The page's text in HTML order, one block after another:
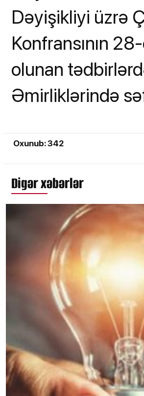
Dəyişikliyi üzrə
Konfransının
olunan
Əmirliklərində
Oxunub: 342
Digər xəbərlər